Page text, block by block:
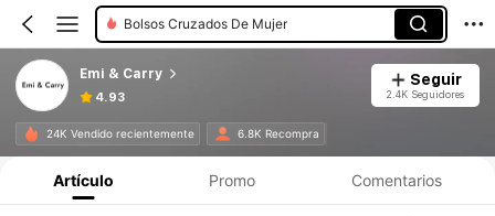
Colgantes Para Bolsos
Emi & Carry
4.93
Seguir
2.4K Seguidores
24K Vendido recientemente 6.8K Recompra
Artículo Promo Comentarios